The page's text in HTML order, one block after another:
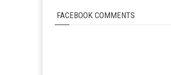
FACEBOOK COMMENTS